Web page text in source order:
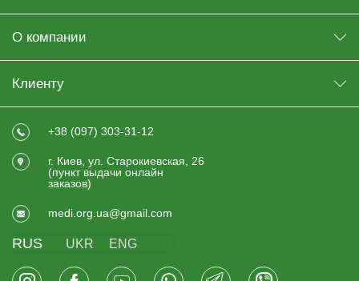
О компании
Клиенту
+38 (097) 303-31-12
г. Киев, ул. Старокиевская, 26
(пункт выдачи онлайн
заказов)
medi.org.ua@gmail.com
RUS UKR ENG